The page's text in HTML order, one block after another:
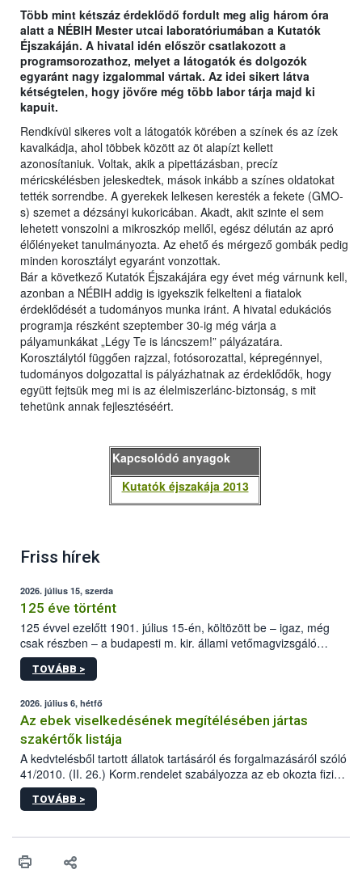
Több mint kétszáz érdeklődő fordult meg alig három óra
alatt a NÉBIH Mester utcai laboratóriumában a Kutatók
Éjszakáján. A hivatal idén először csatlakozott a
programsorozathoz, melyet a látogatók és dolgozók
egyaránt nagy izgalommal vártak. Az idei sikert látva
kétségtelen, hogy jövőre még több labor tárja majd ki
kapuit.
Rendkívül sikeres volt a látogatók körében a színek és az ízek
kavalkádja, ahol többek között az öt alapízt kellett
azonosítaniuk. Voltak, akik a pipettázásban, precíz
méricskélésben jeleskedtek, mások inkább a színes oldatokat
tették sorrendbe. A gyerekek lelkesen keresték a fekete (GMO-
s) szemet a dézsányi kukoricában. Akadt, akit szinte el sem
lehetett vonszolni a mikroszkóp mellől, egész délután az apró
élőlényeket tanulmányozta. Az ehető és mérgező gombák pedig
minden korosztályt egyaránt vonzottak.
Bár a következő Kutatók Éjszakájára egy évet még várnunk kell,
azonban a NÉBIH addig is igyekszik felkelteni a fiatalok
érdeklődését a tudományos munka iránt. A hivatal edukációs
programja részként szeptember 30-ig még várja a
pályamunkákat „Légy Te is láncszem!” pályázatára.
Korosztálytól függően rajzzal, fotósorozattal, képregénnyel,
tudományos dolgozattal is pályázhatnak az érdeklődők, hogy
együtt fejtsük meg mi is az élelmiszerlánc-biztonság, s mit
tehetünk annak fejlesztéséért.
Kapcsolódó anyagok
Kutatók éjszakája 2013
Friss hírek
2026. július 15, szerda
125 éve történt
125 évvel ezelőtt 1901. július 15-én, költözött be – igaz, még
csak részben – a budapesti m. kir. állami vetőmagvizsgáló
állomás a Kis Rókus utca 15. szám alatti, Czigler Győző által
tervezett új épületébe.
TOVÁBB >
2026. július 6, hétfő
Az ebek viselkedésének megítélésében jártas
szakértők listája
A kedvtelésből tartott állatok tartásáról és forgalmazásáról szóló
41/2010. (II. 26.) Korm.rendelet szabályozza az eb okozta fizikai
sérülés, illetve ennek veszélye keletkezésekor felmerülő
hatósági feladatokat, valamint a veszélyes eb tartását és annak
vonni az ebek viselkedésének megítélésében jártas szakértőt.
TOVÁBB >